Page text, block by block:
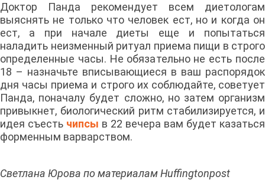
Доктор Панда рекомендует всем диетологам
выяснять не только что человек ест, но и когда он
ест, а при начале диеты еще и попытаться
наладить неизменный ритуал приема пищи в строго
определенные часы. Не обязательно не есть после
18 – назначьте вписывающиеся в ваш распорядок
дня часы приема и строго их соблюдайте, советует
Панда, поначалу будет сложно, но затем организм
привыкнет, биологический ритм стабилизируется, и
идея съесть чипсы в 22 вечера вам будет казаться
форменным варварством.
Светлана Юрова по материалам Huffingtonpost